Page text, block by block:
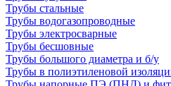
Трубы стальные
Трубы водогазопроводные
Трубы электросварные
Трубы бесшовные
Трубы большого диаметра и б/у
Трубы в полиэтиленовой